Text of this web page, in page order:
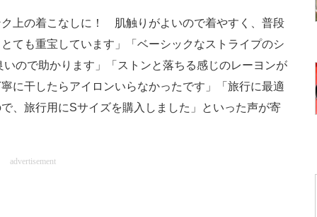
上の着こなしに！ 肌触りがよいので着やすく、普段
ても重宝しています」「ベーシックなストライプのシ
ので助かります」「ストンと落ちる感じのレーヨンが
に干したらアイロンいらなかったです」「旅行に最適
、旅行用にSサイズを購入しました」といった声が寄
advertisement